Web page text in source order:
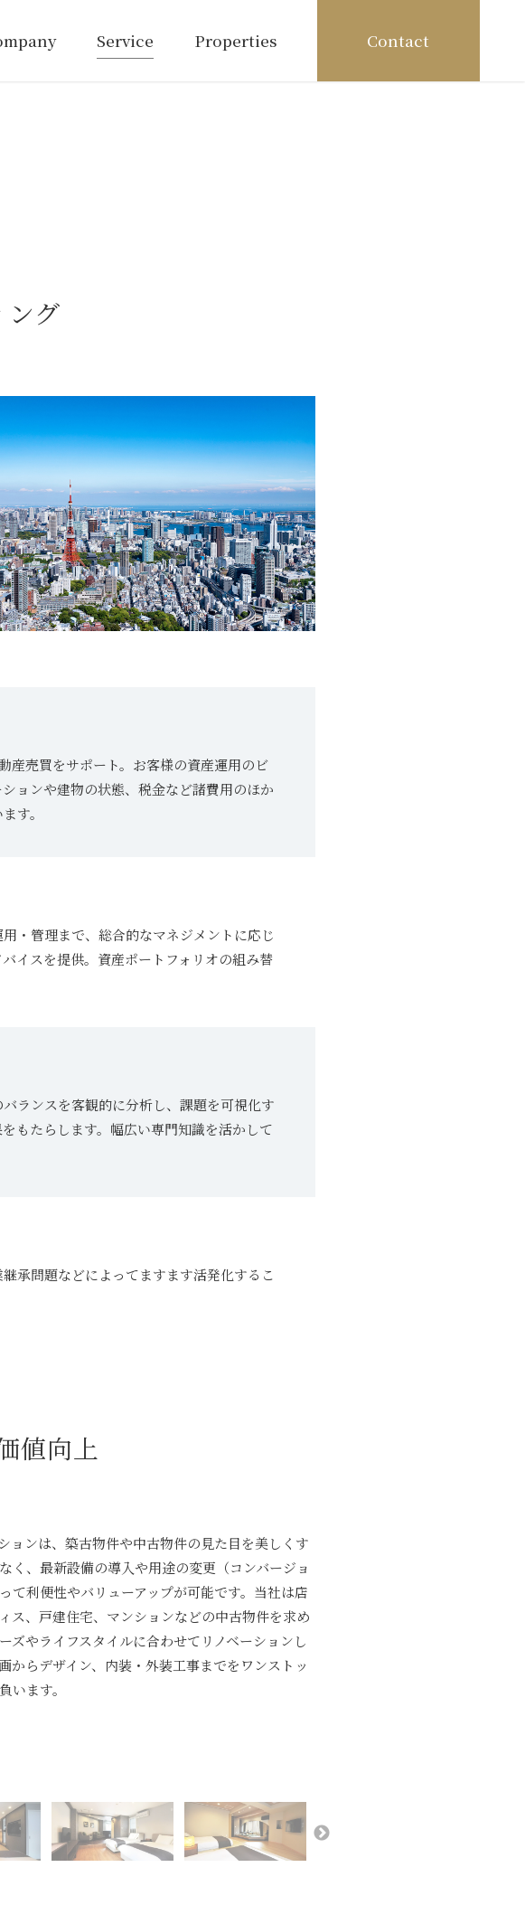
Service Properties Contact
ング
産売買をサポート。お客様の資産運用のビ
ョンや建物の状態、税金など諸費用のほか
す。
・管理まで、総合的なマネジメントに応じ
イスを提供。資産ポートフォリオの組み替
ランスを客観的に分析し、課題を可視化す
もたらします。幅広い専門知識を活かして
承問題などによってますます活発化するこ
値向上
ョンは、築古物件や中古物件の見た目を美しくす
く、最新設備の導入や用途の変更（コンバージョ
て利便性やバリューアップが可能です。当社は店
ス、戸建住宅、マンションなどの中古物件を求め
ズやライフスタイルに合わせてリノベーションし
からデザイン、内装・外装工事までをワンストッ
います。